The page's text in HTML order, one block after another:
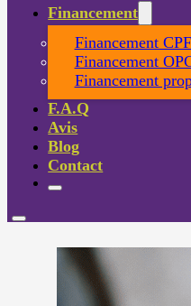
Financement
Financement CPF
Financement
Financement
F.A.Q
Avis
Blog
Contact